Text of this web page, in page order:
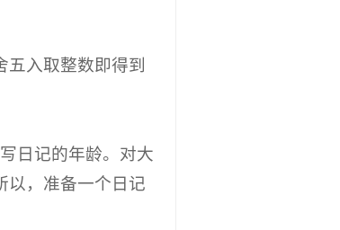
五入取整数即得到
日记的年龄。对大
以，准备一个日记